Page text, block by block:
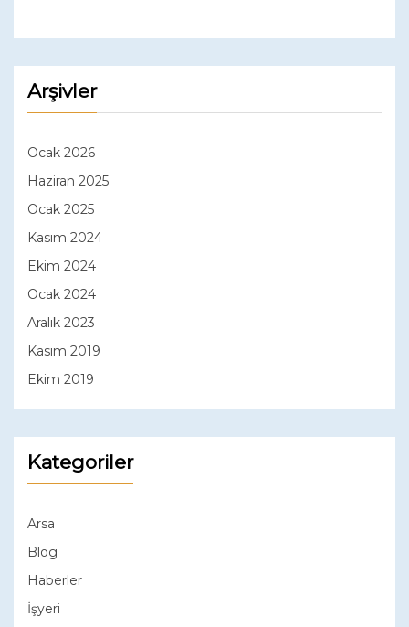
Arşivler
Ocak 2026
Haziran 2025
Ocak 2025
Kasım 2024
Ekim 2024
Ocak 2024
Aralık 2023
Kasım 2019
Ekim 2019
Kategoriler
Arsa
Blog
Haberler
İşyeri